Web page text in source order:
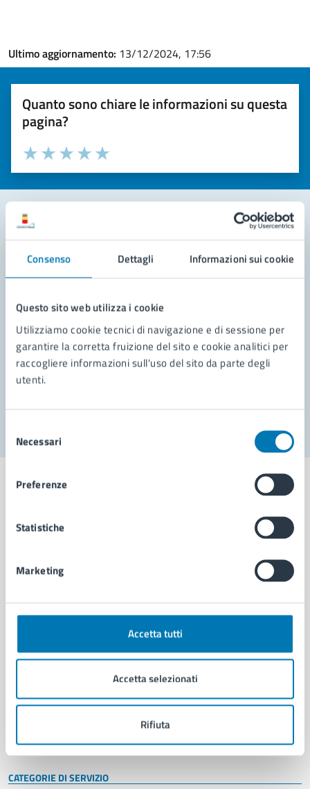
Consenso Dettagli Informazioni sui cookie
Questo sito web utilizza i cookie
Utilizziamo cookie tecnici di navigazione e di sessione per
garantire la corretta fruizione del sito e cookie analitici per
raccogliere informazioni sull'uso del sito da parte degli
utenti.
delNecessari
Preferenze
Statistiche
Marketing
Accetta tutti
Accetta selezionati
Rifiuta
Ultimo aggiornamento: 13/12/2024, 17:56
Quanto sono chiare le informazioni su questa
pagina?
Valuta la chiarezza delle informazioni (da 1 a 5 stelle)
Seleziona il numero di stelle per valutare la chiarezza delle
Valuta 5 stelle su 5
Valuta 4 stelle su 5
Valuta 3 stelle su 5
Valuta 2 stelle su 5
Valuta 1 stelle su 5
Leggi le domande frequenti
Richiedi assistenza
Prenota appuntamento
Problemi in città
Comune di Napoli
AMMINISTRAZIONE
Organi di governo
Enti e fondazioni
Personale amministrativo
Intranet, posta aziendale e protocollo
CATEGORIE DI SERVIZIO